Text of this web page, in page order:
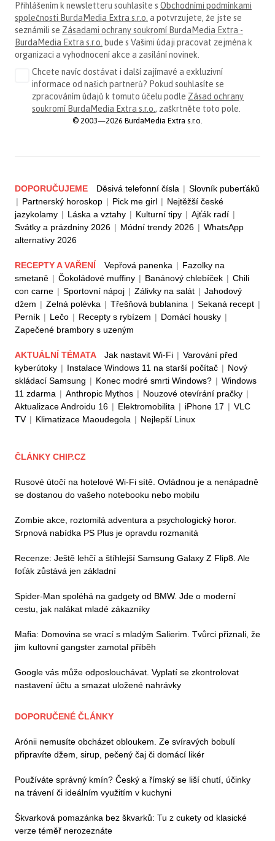
Přihlášením k newsletteru souhlasíte s Obchodními podmínkami
společnosti BurdaMedia Extra s.r.o. a potvrzujete, že jste se
seznámili se Zásadami ochrany soukromí BurdaMedia Extra -
BurdaMedia Extra s.r.o. bude s Vašimi údaji pracovat zejména k
organizaci a vyhodnocení akce a zasílání novinek.
Chcete navíc dostávat i další zajímavé a exkluzivní
informace od našich partnerů? Pokud souhlasíte se
zpracováním údajů k tomuto účelu podle Zásad ochrany
soukromí BurdaMedia Extra s.r.o., zaškrtněte toto pole.
© 2003—2026 BurdaMedia Extra s.r.o.
DOPORUČUJEME Děsivá telefonní čísla | Slovník puberťáků
| Partnerský horoskop | Pick me girl | Nejtěžší české
jazykolamy | Láska a vztahy | Kulturní tipy | Ajťák radí |
Svátky a prázdniny 2026 | Módní trendy 2026 | WhatsApp
alternativy 2026
RECEPTY A VAŘENÍ Vepřová panenka | Fazolky na
smetaně | Čokoládové muffiny | Banánový chlebíček | Chili
con carne | Sportovní nápoj | Zálivky na salát | Jahodový
džem | Zelná polévka | Třešňová bublanina | Sekaná recept |
Perník | Lečo | Recepty s rybízem | Domácí housky |
Zapečené brambory s uzeným
AKTUÁLNÍ TÉMATA Jak nastavit Wi-Fi | Varování před
kyberútoky | Instalace Windows 11 na starší počítač | Nový
skládací Samsung | Konec modré smrti Windows? | Windows
11 zdarma | Anthropic Mythos | Nouzové otevírání pračky |
Aktualizace Androidu 16 | Elektromobilita | iPhone 17 | VLC
TV | Klimatizace Maoudegola | Nejlepší Linux
ČLÁNKY CHIP.CZ
Rusové útočí na hotelové Wi-Fi sítě. Ovládnou je a nenápadně
se dostanou do vašeho notebooku nebo mobilu
Zombie akce, roztomilá adventura a psychologický horor.
Srpnová nabídka PS Plus je opravdu rozmanitá
Recenze: Ještě lehčí a štíhlejší Samsung Galaxy Z Flip8. Ale
foťák zůstává jen základní
Spider-Man spoléhá na gadgety od BMW. Jde o moderní
cestu, jak nalákat mladé zákazníky
Mafia: Domovina se vrací s mladým Salierim. Tvůrci přiznali, že
jim kultovní gangster zamotal příběh
Google vás může odposlouchávat. Vyplatí se zkontrolovat
nastavení účtu a smazat uložené nahrávky
DOPORUČENÉ ČLÁNKY
Arónii nemusíte obcházet obloukem. Ze svíravých bobulí
připravíte džem, sirup, pečený čaj či domácí likér
Používáte správný kmín? Český a římský se liší chutí, účinky
na trávení či ideálním využitím v kuchyni
Škvarková pomazánka bez škvarků: Tu z cukety od klasické
verze téměř nerozeznáte